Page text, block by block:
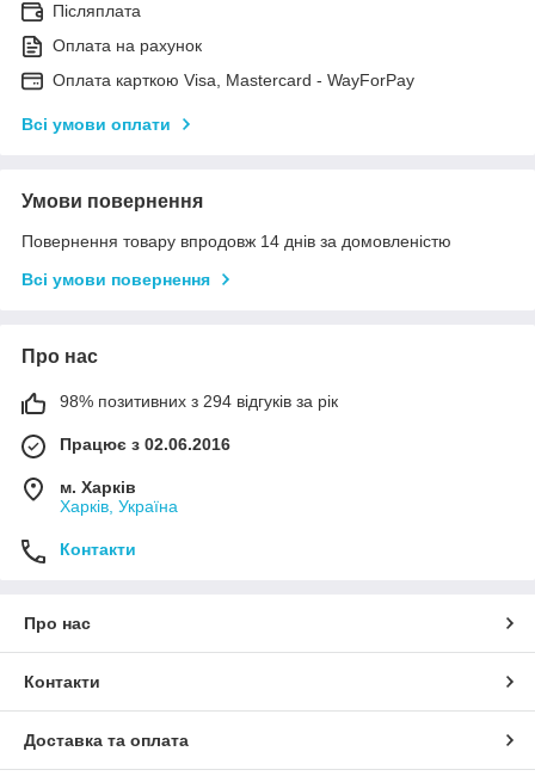
Післяплата
Оплата на рахунок
Оплата карткою Visa, Mastercard - WayForPay
Всі умови оплати
Умови повернення
Повернення товару впродовж 14 днів за домовленістю
Всі умови повернення
Про нас
98% позитивних з 294 відгуків за рік
Працює з 02.06.2016
м. Харків
Харків, Україна
Контакти
Про нас
Контакти
Доставка та оплата